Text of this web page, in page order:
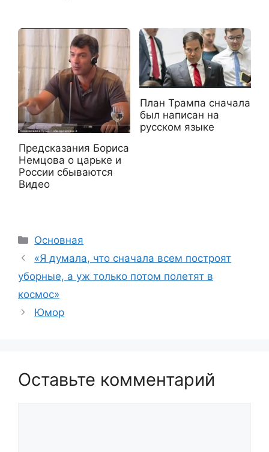
Предсказания Бориса
Немцова о царьке и
России сбываются
Видео
План Трампа сначала
был написан на
русском языке
Рубрики
Основная
«Я думала, что сначала всем построят
уборные, а уж только потом полетят в
космос»
Юмор
Оставьте комментарий